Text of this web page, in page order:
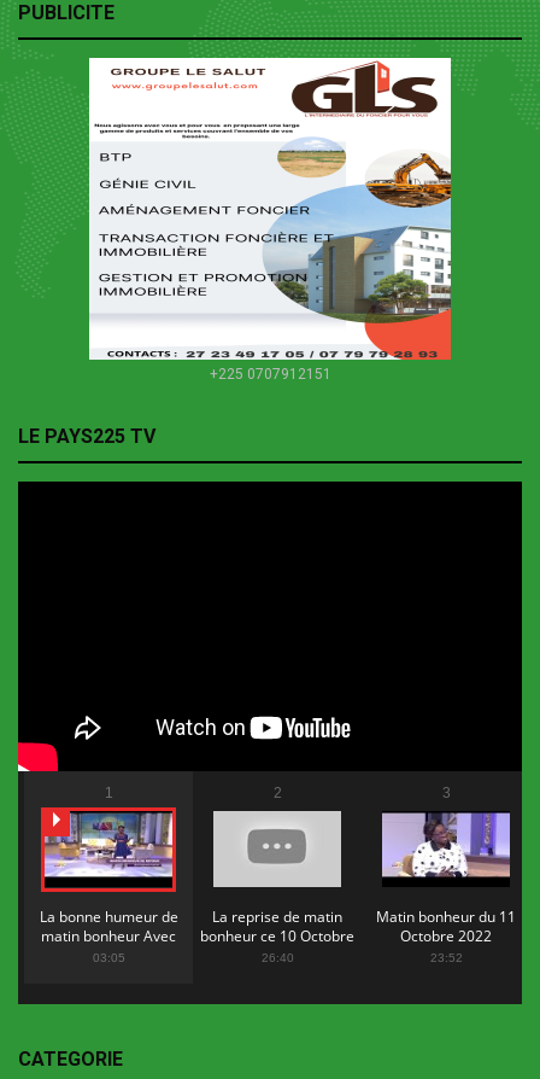
PUBLICITE
+225 0707912151
LE PAYS225 TV
1
La bonne humeur de
matin bonheur Avec
Flopy Mendosa
03:05
2
La reprise de matin
bonheur ce 10 Octobre
2022
26:40
3
Matin bonheur du 11
Octobre 2022
23:52
CATEGORIE